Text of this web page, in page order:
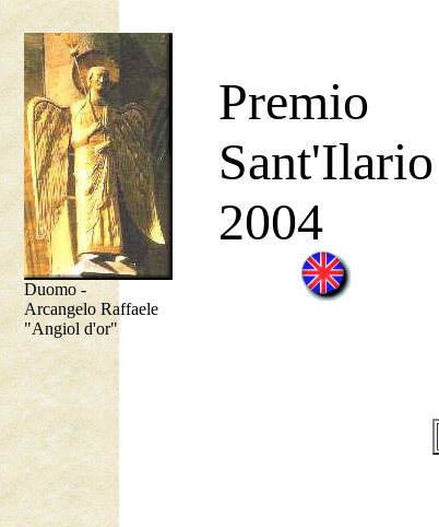
Duomo -
Arcangelo Raffaele
"Angiol d'or"
Premio
Sant'Ilario
2004